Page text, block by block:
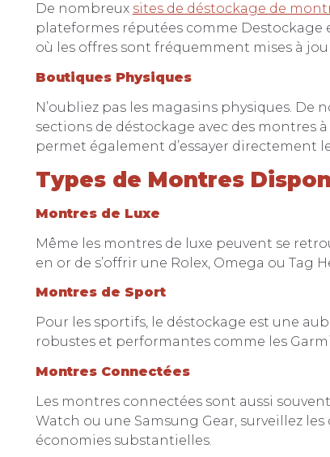
De nombreux sites de déstockage de
plateformes réputées comme Destockage
où les offres sont fréquemment mises à
Boutiques Physiques
N’oubliez pas les magasins physiques. De
sections de déstockage avec des montres
permet également d’essayer directement
Types de Montres
Montres de Luxe
Même les montres de luxe peuvent se
en or de s’offrir une Rolex, Omega ou Tag
Montres de Sport
Pour les sportifs, le déstockage est une
robustes et performantes comme les
Montres Connectées
Les montres connectées sont aussi
Watch ou une Samsung Gear, surveillez
économies substantielles.